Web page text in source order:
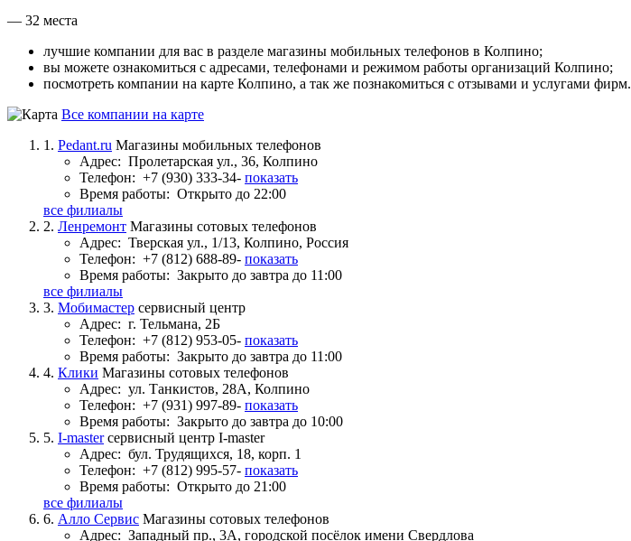
— 32 места
лучшие компании для вас в разделе магазины мобильных телефонов в Колпино;
вы можете ознакомиться с адресами, телефонами и режимом работы организаций Колпино;
посмотреть компании на карте Колпино, а так же познакомиться с отзывами и услугами фирм.
Все компании на карте
1. Pedant.ru Магазины мобильных телефонов
Адрес: Пролетарская ул., 36, Колпино
Телефон: +7 (930) 333-34- показать
Время работы: Открыто до 22:00
все филиалы
2. Ленремонт Магазины сотовых телефонов
Адрес: Тверская ул., 1/13, Колпино, Россия
Телефон: +7 (812) 688-89- показать
Время работы: Закрыто до завтра до 11:00
все филиалы
3. Мобимастер сервисный центр
Адрес: г. Тельмана, 2Б
Телефон: +7 (812) 953-05- показать
Время работы: Закрыто до завтра до 11:00
4. Клики Магазины сотовых телефонов
Адрес: ул. Танкистов, 28А, Колпино
Телефон: +7 (931) 997-89- показать
Время работы: Закрыто до завтра до 10:00
5. I-master сервисный центр I-master
Адрес: бул. Трудящихся, 18, корп. 1
Телефон: +7 (812) 995-57- показать
Время работы: Открыто до 21:00
все филиалы
6. Алло Сервис Магазины сотовых телефонов
Адрес: Западный пр., 3А, городской посёлок имени Свердлова